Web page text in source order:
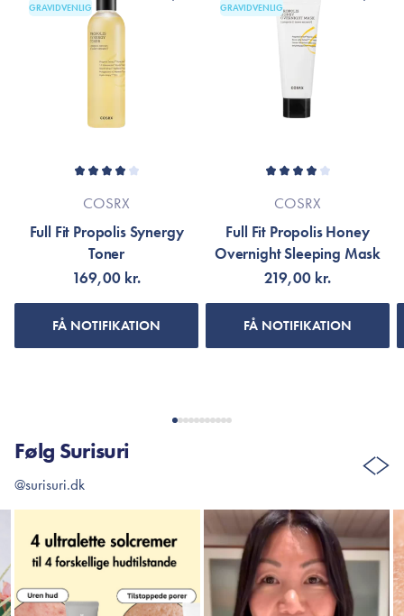
GRAVIDVENLIG
COSRX
Full Fit Propolis Synergy
Toner
169,00 kr.
FÅ NOTIFIKATION
GRAVIDVENLIG
COSRX
Full Fit Propolis Honey
Overnight Sleeping Mask
219,00 kr.
FÅ NOTIFIKATION
Følg Surisuri
@surisuri.dk